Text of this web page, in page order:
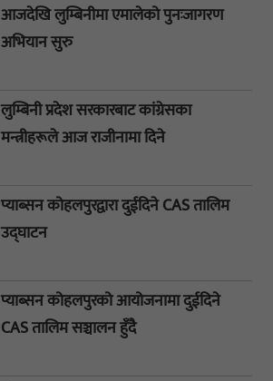
आजदेखि लुम्बिनीमा एमालेको पुनःजागरण
अभियान सुरु
लुम्बिनी प्रदेश सरकारबाट कांग्रेसका
मन्त्रीहरूले आज राजीनामा दिने
प्याब्सन कोहलपुरद्वारा दुईदिने CAS तालिम
उद्घाटन
प्याब्सन कोहलपुरको आयोजनामा दुईदिने
CAS तालिम सञ्चालन हुँदै